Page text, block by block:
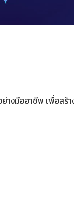
มืออาชีพ เพื่อสร้